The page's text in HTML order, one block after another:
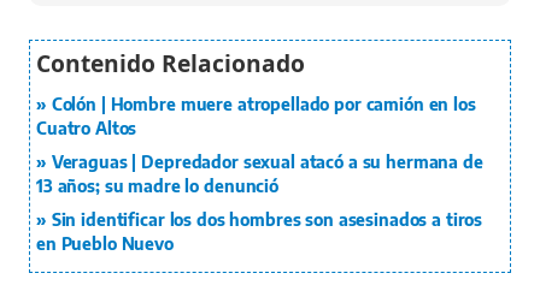
Colón | Hombre muere atropellado por camión en los
Cuatro Altos
Veraguas | Depredador sexual atacó a su hermana de
13 años; su madre lo denunció
Sin identificar los dos hombres son asesinados a tiros
en Pueblo Nuevo